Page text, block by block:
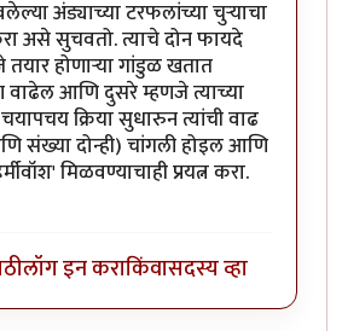
अंड्याच्या टरफलांच्या चुऱ्याचा
असे सुचवतो. त्याचे दोन फायदे
होणाऱ्या गांडुळ खतात
वाढेल आणि दुसरे म्हणजे त्याच्या
क्रिया सुधारुन त्यांची वाढ
संख्या दोन्ही) चांगली होइल आणि
मिळवण्याचाही प्रयत्न करा.
लॉग इन कराकिंवासदस्य व्हा